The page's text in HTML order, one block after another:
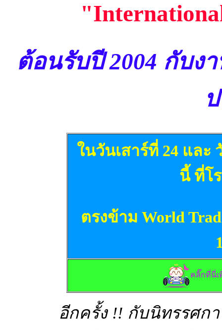
ต้อนรับปี 2004 กับง
ในวันเสาร์ที่ 24 และ
นี้ ที่โ
ตรงข้าม World
คลิ๊กที่นี่เ
อีกครั้ง !! กับนิทรรศก